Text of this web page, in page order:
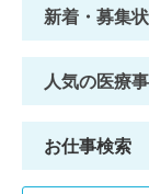
新着・募集
人気の医療
お仕事検索